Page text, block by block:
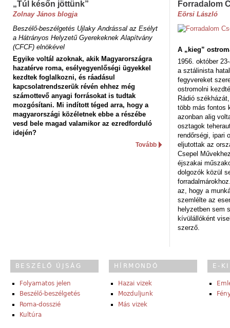
„Túl későn jöttünk”
Zolnay János blogja
Beszélő-beszélgetés Ujlaky Andrással az Esélyt
a Hátrányos Helyzetű Gyerekeknek Alapítvány
(CFCF) elnökével
Egyike voltál azoknak, akik Magyarországra
hazatérve roma, esélyegyenlőségi ügyekkel
kezdtek foglalkozni, és ráadásul
kapcsolatrendszerük révén ehhez még
számottevő anyagi forrásokat is tudtak
mozgósítani. Mi indított téged arra, hogy a
magyarországi közéletnek ebbe a részébe
vesd bele magad valamikor az ezredforduló
idején?
Tovább
Forradalom
Eörsi László
A „kieg”
1956. október
a sztálinista
fegyvereket
ostromolni
Rádió
több más fontos
azonban alig
osztagok
rendőrségi, ipari
eljutottak az
Csepel
éjszakai
dolgozók közül
az, hogy a
szemlélte az
helyzetben sem
kívülállóként
szerző.
BESZÉLŐ ÚJSÁG
Folyamatos jelen
Beszélő-beszélgetés
Roma-dosszié
Kultúra
HÍRMONDÓ
Hazai vizek
Mozduljunk
Más vizek
E-